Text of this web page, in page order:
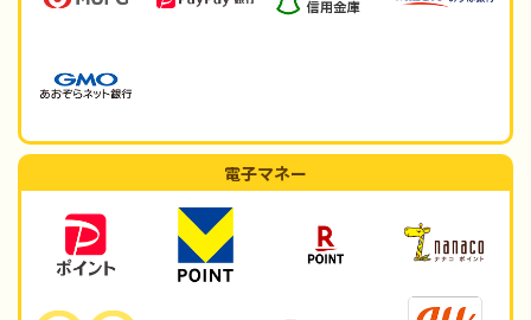
電子マネー